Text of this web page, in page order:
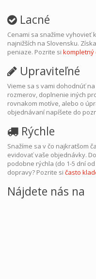
Lacné
Cenami sa snažíme vyhovieť
najnižších na Slovensku.
peniaze. Pozrite si kompletný
Upraviteľné
Vieme sa s vami dohodnúť
rozmerov, doplnenie iných
rovnakom motíve, alebo o
objednávaní napíšete do
Rýchle
Snažíme sa v čo najkratšom
evidovať vaše objednávky.
podobne rýchla (do 1-5 dní
dopravy? Pozrite si často
Nájdete nás na